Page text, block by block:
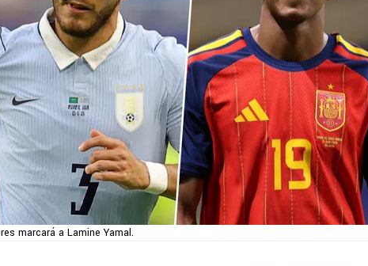
marcará a Lamine Yamal.